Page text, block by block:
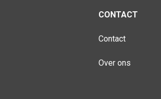
CONTACT
Contact
Over ons